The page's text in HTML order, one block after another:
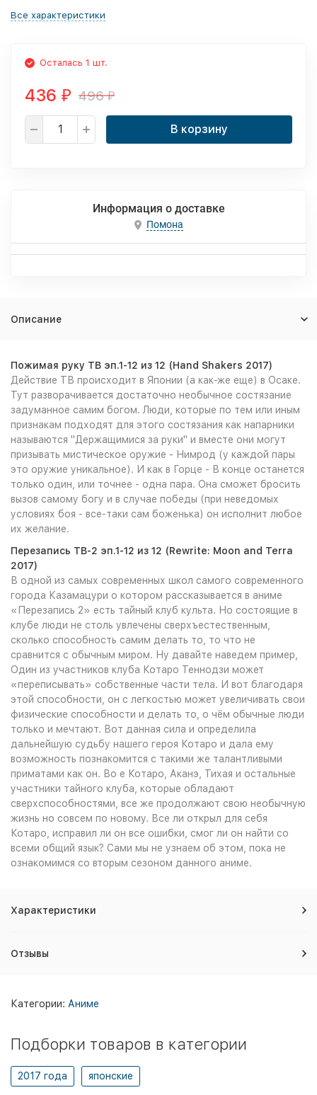
Все характеристики
Осталась 1 шт.
436 ₽ 496₽
В корзину
Информация о доставке
Помона
Описание
Пожимая руку ТВ эп.1-12 из 12 (Hand Shakers 2017)
Действие ТВ происходит в Японии (а как-же еще) в Осаке.
Тут разворачивается достаточно необычное состязание
задуманное самим богом. Люди, которые по тем или иным
признакам подходят для этого состязания как напарники
называются "Держащимися за руки" и вместе они могут
призывать мистическое оружие - Нимрод (у каждой пары
это оружие уникальное). И как в Горце - В конце останется
только один, или точнее - одна пара. Она сможет бросить
вызов самому богу и в случае победы (при неведомых
условиях боя - все-таки сам боженька) он исполнит любое
их желание.
Перезапись ТВ-2 эп.1-12 из 12 (Rewrite: Moon and Terra
2017)
В одной из самых современных школ самого современного
города Казамацури о котором рассказывается в аниме
«Перезапись 2» есть тайный клуб культа. Но состоящие в
клубе люди не столь увлечены сверхъестественным,
сколько способность самим делать то, то что не
сравнится с обычным миром. Ну давайте наведем пример,
Один из участников клуба Котаро Теннодзи может
«переписывать» собственные части тела. И вот благодаря
этой способности, он с легкостью может увеличивать свои
физические способности и делать то, о чём обычные люди
только и мечтают. Вот данная сила и определила
дальнейшую судьбу нашего героя Котаро и дала ему
возможность познакомится с такими же талантливыми
приматами как он. Во е Котаро, Аканэ, Тихая и остальные
участники тайного клуба, которые обладают
сверхспособностями, все же продолжают свою необычную
жизнь но совсем по новому. Все ли открыл для себя
Котаро, исправил ли он все ошибки, смог ли он найти со
всеми общий язык? Сами мы не узнаем об этом, пока не
ознакомимся со вторым сезоном данного аниме.
Характеристики
Отзывы
Категории: Аниме
Подборки товаров в категории
2017 года японские